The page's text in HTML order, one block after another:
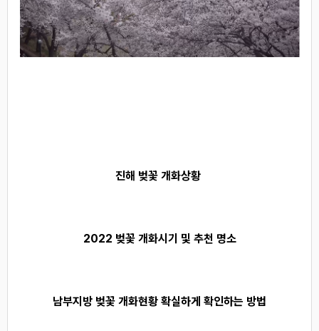
진해 벚꽃 개화상황
2022 벚꽃 개화시기 및 추천 명소
남부지방 벚꽃 개화현황 확실하게 확인하는 방법